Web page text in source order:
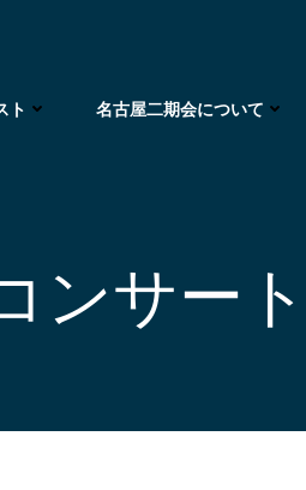
ト 名古屋二期会について
ンサー